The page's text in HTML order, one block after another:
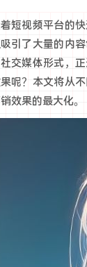
着短视频平台的
引了大量的内
交媒体形式，
呢？本文将从
效果的最大化。